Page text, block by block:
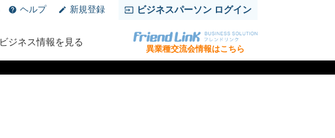
ビジネス情報を見る
異業種交流会情報はこちら
ヘルプ 新規登録 ビジネスパーソン ログイン